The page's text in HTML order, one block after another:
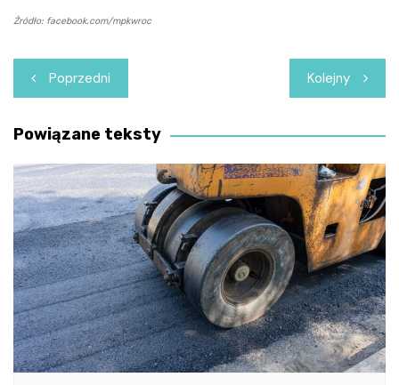
Źródło: facebook.com/mpkwroc
Nawigacja
wpisu
Poprzedni Kolejny
Powiązane teksty